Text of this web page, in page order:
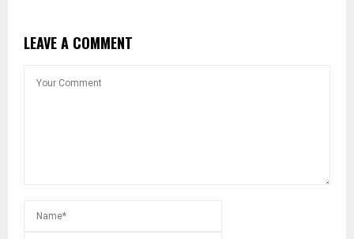
LEAVE A COMMENT